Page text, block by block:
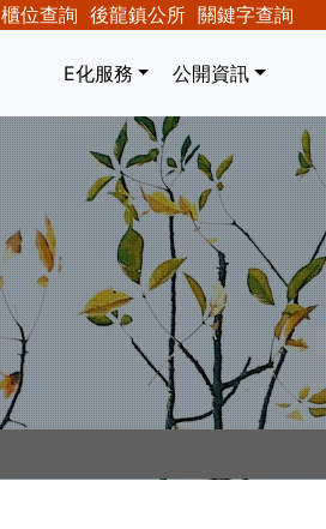
關鍵字查詢
後龍鎮公所
櫃位查詢
E化服務 公開資訊